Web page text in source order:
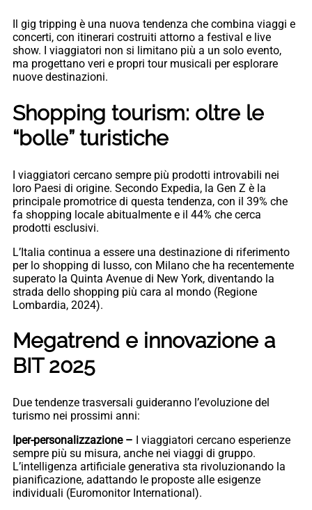
Il gig tripping è una nuova tendenza che combina viaggi e
concerti, con itinerari costruiti attorno a festival e live
show. I viaggiatori non si limitano più a un solo evento,
ma progettano veri e propri tour musicali per esplorare
nuove destinazioni.
Shopping tourism: oltre le
“bolle” turistiche
I viaggiatori cercano sempre più prodotti introvabili nei
loro Paesi di origine. Secondo Expedia, la Gen Z è la
principale promotrice di questa tendenza, con il 39% che
fa shopping locale abitualmente e il 44% che cerca
prodotti esclusivi.
L’Italia continua a essere una destinazione di riferimento
per lo shopping di lusso, con Milano che ha recentemente
superato la Quinta Avenue di New York, diventando la
strada dello shopping più cara al mondo (Regione
Lombardia, 2024).
Megatrend e innovazione a
BIT 2025
Due tendenze trasversali guideranno l’evoluzione del
turismo nei prossimi anni:
Iper-personalizzazione –
I viaggiatori cercano esperienze
sempre più su misura, anche nei viaggi di gruppo.
L’intelligenza artificiale generativa sta rivoluzionando la
pianificazione, adattando le proposte alle esigenze
individuali (Euromonitor International).